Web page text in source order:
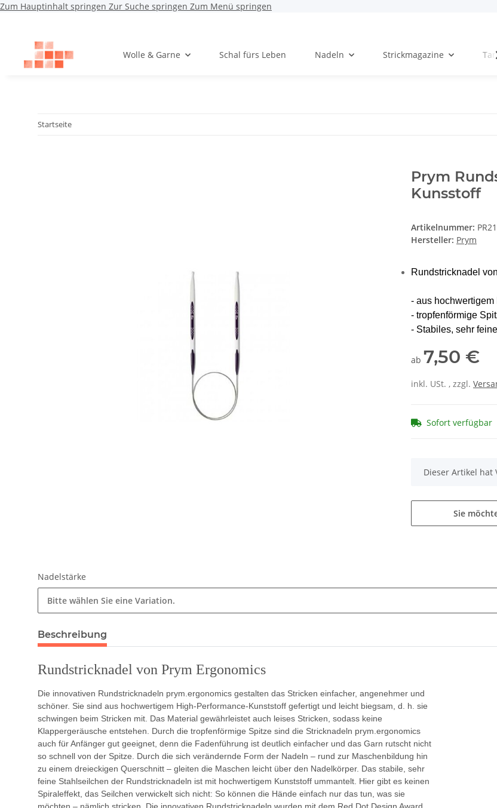
Zum Hauptinhalt springen Zur Suche springen Zum Menü springen
Wolle & Garne Schal fürs Leben Nadeln Strickmagazine
Startseite
Prym
Kunsstoff
Artikelnummer:
Hersteller: Prym
Rundstricknadel
- aus
- tropfenförmige
- Stabiles, sehr
ab 7,50 €
inkl. USt. , zzgl.
Sofort verfügbar
x
Dieser Artikel hat
Sie
Nadelstärke
Bitte wählen Sie eine Variation.
Beschreibung
Rundstricknadel von Prym Ergonomics
Die innovativen Rundstricknadeln prym.ergonomics gestalten das Stricken einfacher, angenehmer und
schöner. Sie sind aus hochwertigem High-Performance-Kunststoff gefertigt und leicht biegsam, d. h. sie
schwingen beim Stricken mit. Das Material gewährleistet auch leises Stricken, sodass keine
Klappergeräusche entstehen. Durch die tropfenförmige Spitze sind die Stricknadeln prym.ergonomics
auch für Anfänger gut geeignet, denn die Fadenführung ist deutlich einfacher und das Garn rutscht nicht
so schnell von der Spitze. Durch die sich verändernde Form der Nadeln – rund zur Maschenbildung hin
zu einem dreieckigen Querschnitt – gleiten die Maschen leicht über den Nadelkörper. Das stabile, sehr
feine Stahlseilchen der Rundstricknadeln ist mit hochwertigem Kunststoff ummantelt. Hier gibt es keinen
Spiraleffekt, das Seilchen verwickelt sich nicht: So können die Hände einfach nur das tun, was sie